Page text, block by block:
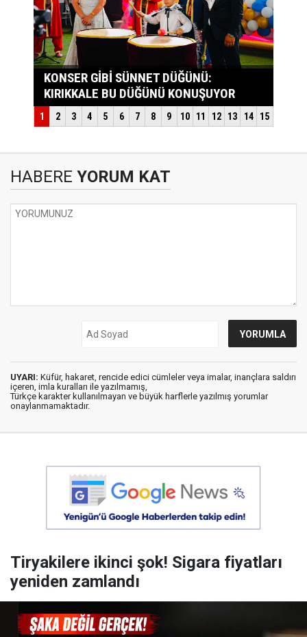
HABERE YORUM KAT
UYARI: Küfür, hakaret, rencide edici cümleler veya imalar, inançlara saldırı
içeren, imla kuralları ile yazılmamış,
Türkçe karakter kullanılmayan ve büyük harflerle yazılmış yorumlar
onaylanmamaktadır.
Tiryakilere ikinci şok! Sigara fiyatları
yeniden zamlandı